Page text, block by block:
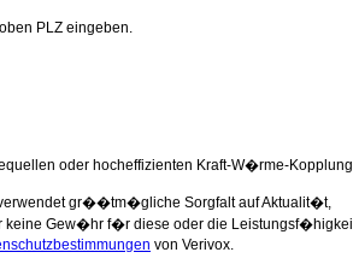
PLZ eingeben.
oder hocheffizienten Kraft-W�rme-
gr��tm�gliche Sorgfalt auf Aktualit�t,
keine Gew�hr f�r diese oder die
von Verivox.